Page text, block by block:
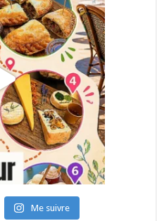
Me suivre